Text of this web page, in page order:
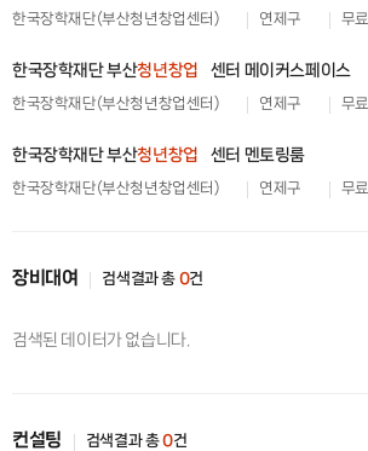
한국장학재단(부산청년창업센터) 연제구 무료
한국장학재단 부산청년창업 센터 메이커스페이스
한국장학재단(부산청년창업센터) 연제구 무료
한국장학재단 부산청년창업 센터 멘토링룸
한국장학재단(부산청년창업센터) 연제구 무료
장비대여 검색결과 총 0건
검색된 데이터가 없습니다.
컨설팅 검색결과 총0건